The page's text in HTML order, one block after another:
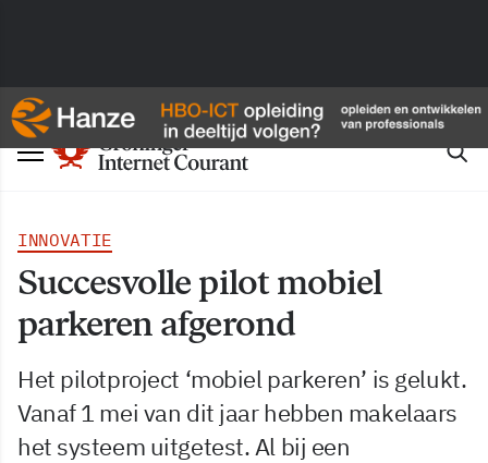
INNOVATIE
Succesvolle pilot mobiel
parkeren afgerond
Het pilotproject ‘mobiel parkeren’ is gelukt.
Vanaf 1 mei van dit jaar hebben makelaars
het systeem uitgetest. Al bij een